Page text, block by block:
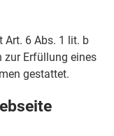
Art. 6 Abs. 1 lit. b
zur Erfüllung eines
gestattet.